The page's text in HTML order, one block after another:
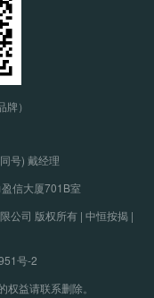
）
号) 戴经理
信大厦701B室
公司 版权所有 | 中恒按揭 |
号-2
益请联系删除。